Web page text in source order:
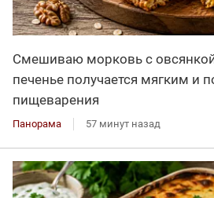
Смешиваю морковь с
печенье получается мягким и
пищеварения
Панорама 57 минут назад